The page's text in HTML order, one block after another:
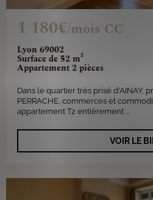
Lyon 69002
Surface de 52 m²
Appartement 2 pièces
1 180€/mois CC
Dans le quartier très prisé d'AINAY,
PERRACHE, commerces et
appartement T2 entièrement ...
VOIR LE